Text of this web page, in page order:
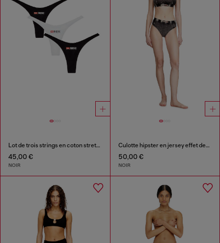
Lot de trois strings en coton stretch avec logo
45,00 €
NOIR
Culotte hipster en jersey effet denim
50,00 €
NOIR